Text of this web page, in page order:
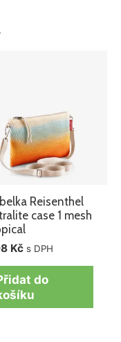
Reisenthel
case 1 mesh
Kč s DPH
do